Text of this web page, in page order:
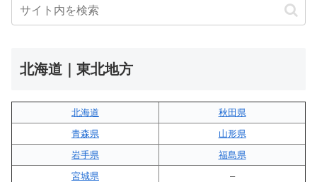
北海道｜東北地方
北海道
秋田県
青森県
山形県
岩手県
福島県
宮城県
–